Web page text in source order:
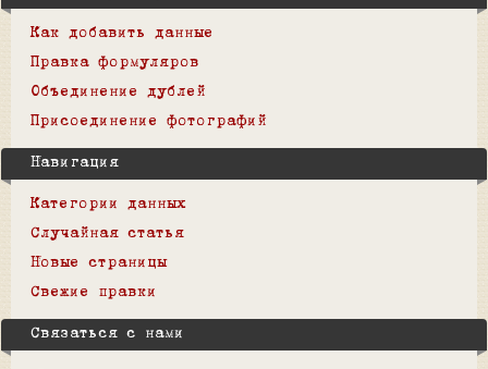
Как добавить данные
Правка формуляров
Объединение дублей
Присоединение фотографий
Навигация
Категории данных
Случайная статья
Новые страницы
Свежие правки
Связаться с нами